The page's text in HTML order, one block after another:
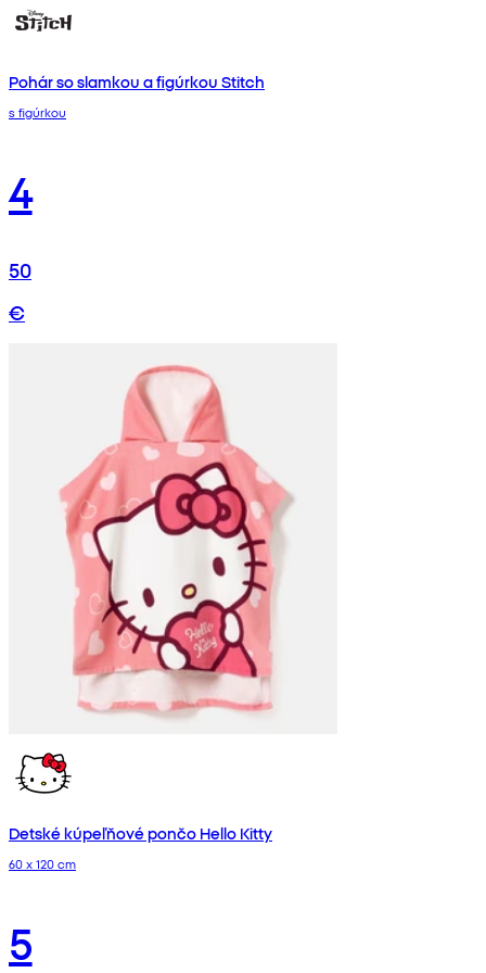
Pohár so slamkou a figúrkou Stitch
s figúrkou
4
50
€
Detské kúpeľňové pončo Hello Kitty
60 x 120 cm
5